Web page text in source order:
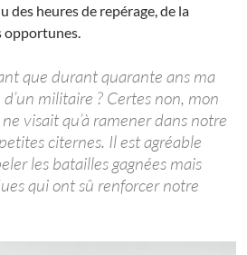
des heures de repérage, de la
opportunes.
que durant quarante ans ma
militaire ? Certes non, mon
visait qu’à ramener dans notre
citernes. Il est agréable
les batailles gagnées mais
qui ont sû renforcer notre